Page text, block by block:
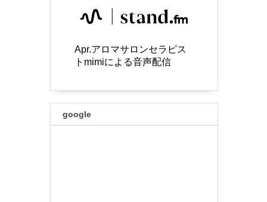
Apr.アロマサロンセラピス
トmimiによる音声配信
google